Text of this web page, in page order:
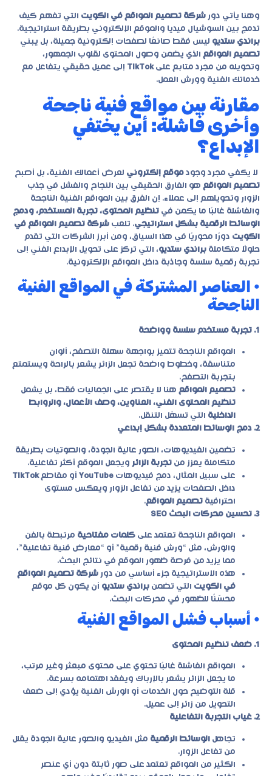
وهنا يأتي دور شركة تصميم المواقع في الكويت التي تفهم كيف
تدمج بين السوشيال ميديا والموقع الإلكتروني بطريقة استراتيجية.
براندي ستديو ليس فقط صانعًا لصفحات إلكترونية جميلة، بل يبني
تصميم المواقع الذي يضمن وصول المحتوى لقلوب الجمهور،
وتحويله من مجرد متابع علىTikTok إلى عميل حقيقي يتفاعل مع
خدماتك الفنية وورش العمل.
مقارنة بين مواقع فنية ناجحة
وأخرى فاشلة: أين يختفي
الإبداع؟
لا يكفي مجرد وجود موقع إلكتروني لعرض أعمالك الفنية، بل أصبح
تصميم المواقع هو الفارق الحقيقي بين النجاح والفشل في جذب
الزوار وتحويلهم إلى عملاء. إن الفرق بين المواقع الفنية الناجحة
والفاشلة غالبًا ما يكمن في تنظيم المحتوى، تجربة المستخدم، ودمج
الوسائط الرقمية بشكل استراتيجي. تلعب شركة تصميم المواقع في
الكويت دورًا محوريًا في هذا السياق، ومن أبرز الشركات التي تقدم
حلولًا متكاملة براندي ستديو، التي تركز على تحويل الإبداع الفني إلى
تجربة رقمية سلسة وجاذبة داخل المواقع الإلكترونية.
• العناصر المشتركة في المواقع الفنية
الناجحة
1. تجربة مستخدم سلسة وواضحة
المواقع الناجحة تتميز بواجهة سهلة التصفح، ألوان
متناسقة، وخطوط واضحة تجعل الزائر يشعر بالراحة ويستمتع
بتجربة التصفح.
تصميم المواقع هنا لا يقتصر على الجماليات فقط، بل يشمل
تنظيم المحتوى الفني، العناوين، وصف الأعمال، والروابط
الداخلية التي تسهّل التنقل.
2. دمج الوسائط المتعددة بشكل إبداعي
تضمين الفيديوهات، الصور عالية الجودة، والصوتيات بطريقة
متكاملة يعزز من تجربة الزائر ويجعل الموقع أكثر تفاعلية.
على سبيل المثال، دمج فيديوهات YouTube أو مقاطعTikTok
داخل الصفحات يزيد من تفاعل الزوار ويعكس مستوى
احترافية تصميم المواقع.
3. تحسين محركات البحث SEO
المواقع الناجحة تعتمد على كلمات مفتاحية مرتبطة بالفن
والورش، مثل “ورش فنية رقمية” أو “معارض فنية تفاعلية”،
مما يزيد من فرصة ظهور الموقع في نتائج البحث.
هذه الاستراتيجية جزء أساسي من دور شركة تصميم المواقع
في الكويت التي تضمن براندي ستديو أن يكون كل موقع
محسّنًا للظهور في محركات البحث.
• أسباب فشل المواقع الفنية
1. ضعف تنظيم المحتوى
المواقع الفاشلة غالبًا تحتوي على محتوى مبعثر وغير مرتب،
ما يجعل الزائر يشعر بالإرباك ويفقد اهتمامه بسرعة.
قلة التوضيح حول الخدمات أو الورش الفنية يؤدي إلى ضعف
التحويل من زائر إلى عميل.
2. غياب التجربة التفاعلية
تجاهل الوسائط الرقمية مثل الفيديو والصور عالية الجودة يقلل
من تفاعل الزوار.
الكثير من المواقع تعتمد على صور ثابتة دون أي عنصر